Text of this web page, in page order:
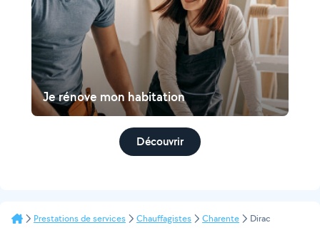
Je rénove mon habitation
Découvrir
Prestations de services Chauffagistes Charente Dirac